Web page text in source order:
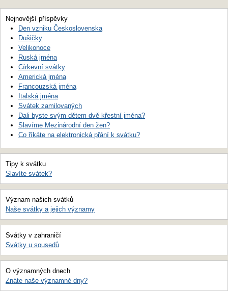
Nejnovější příspěvky
Den vzniku Československa
Dušičky
Velikonoce
Ruská jména
Církevní svátky
Americká jména
Francouzská jména
Italská jména
Svátek zamilovaných
Dali byste svým dětem dvě křestní jména?
Slavíme Mezinárodní den žen?
Co říkáte na elektronická přání k svátku?
Tipy k svátku
Slavíte svátek?
Význam našich svátků
Naše svátky a jejich významy
Svátky v zahraničí
Svátky u sousedů
O významných dnech
Znáte naše významné dny?